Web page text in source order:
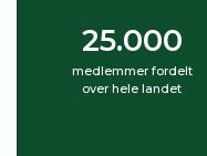
25.000
medlemmer fordelt
over hele landet